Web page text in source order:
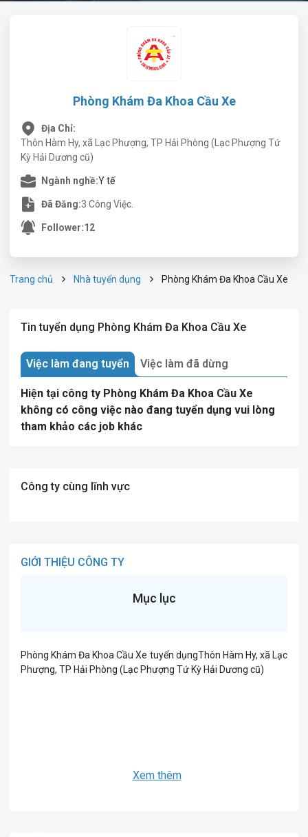
Phòng Khám Đa Khoa Cầu Xe
Địa Chỉ:
Thôn Hàm Hy, xã Lạc Phượng, TP Hải Phòng (Lạc Phượng Tứ
Kỳ Hải Dương cũ)
Ngành nghề:Y tế
Đã Đăng:3 Công Việc.
Follower:12
Trang chủ Nhà tuyển dụng Phòng Khám Đa Khoa Cầu Xe
Tin tuyển dụng Phòng Khám Đa Khoa Cầu Xe
Việc làm đang tuyển Việc làm đã dừng
Hiện tại công ty Phòng Khám Đa Khoa Cầu Xe
không có công việc nào đang tuyển dụng vui lòng
tham khảo các job khác
Công ty cùng lĩnh vực
GIỚI THIỆU CÔNG TY
Mục lục
Phòng Khám Đa Khoa Cầu Xe tuyển dụngThôn Hàm Hy, xã Lạc
Phượng, TP Hải Phòng (Lạc Phượng Tứ Kỳ Hải Dương cũ)
Xem thêm